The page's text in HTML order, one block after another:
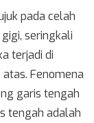
pada celah
seringkali
terjadi di
Fenomena
garis tengah
tengah adalah